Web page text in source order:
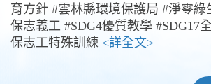
育方針 #雲林縣環境保護局 #淨零綠
保志義工 #SDG4優質教學 #SDG17
保志工特殊訓練 <詳全文>